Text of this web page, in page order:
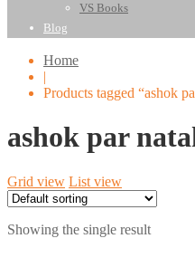
VS Books
Blog
Home
|
Products tagged “ashok
ashok par
Grid view List view
Showing the single result